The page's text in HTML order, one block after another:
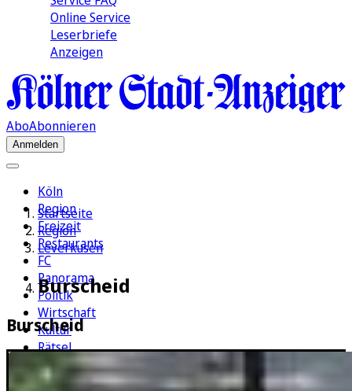
Online Service
Leserbriefe
Anzeigen
AboAbonnieren
Anmelden
Köln
Region
Freizeit
Restaurants
FC
Panorama
Politik
Wirtschaft
Kultur
Rätsel
Newsletter
E-Paper
Startseite
Region
Leverkusen
Burscheid
Burscheid